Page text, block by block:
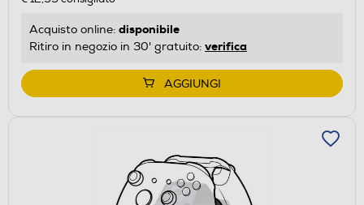
Acquisto online: disponibile
Ritiro in negozio in 30' gratuito: verifica
AGGIUNGI